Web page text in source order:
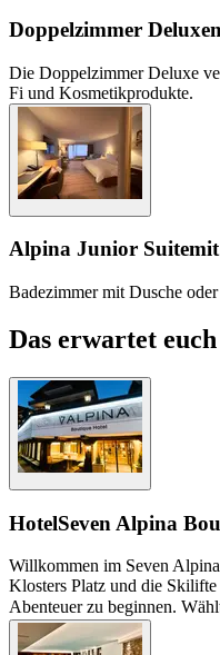
Doppelzimmer Deluxe
Die Doppelzimmer Deluxe
Fi und Kosmetikprodukte.
Alpina Junior Suite
Badezimmer mit Dusche
Das erwartet euch
HotelSeven Alpina
Willkommen im Seven
Klosters Platz und die
Abenteuer zu beginnen.